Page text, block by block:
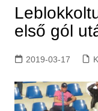
első gól
2019-03-17